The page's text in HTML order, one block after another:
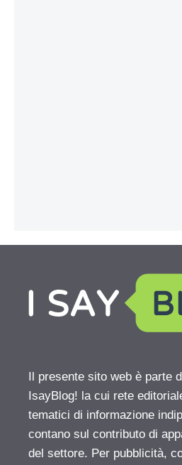
Il presente sito web è parte
IsayBlog! la cui rete
tematici di informazione
contano sul contributo di
del settore. Per pubblicità,